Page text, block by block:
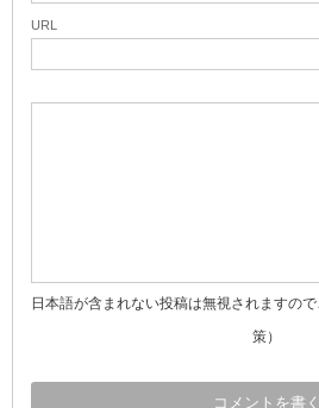
URL
日本語が含まれない投稿は無視されますの
策）